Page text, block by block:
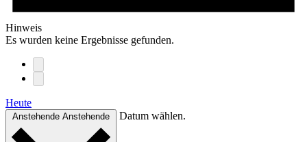
Hinweis
Es wurden keine Ergebnisse gefunden.
Heute
Anstehende Anstehende Datum wählen.